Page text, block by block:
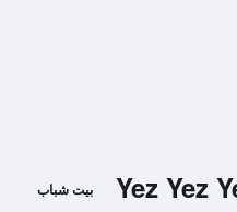
Yez Yez بيت شباب